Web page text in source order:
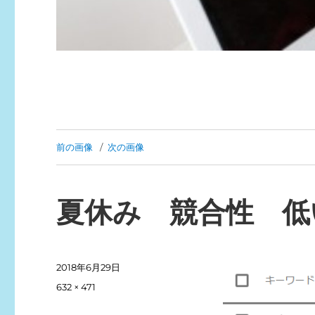
前の画像 次の画像
夏休み 競合性 低
投
稿
2018年6月29日
フ
632 × 471